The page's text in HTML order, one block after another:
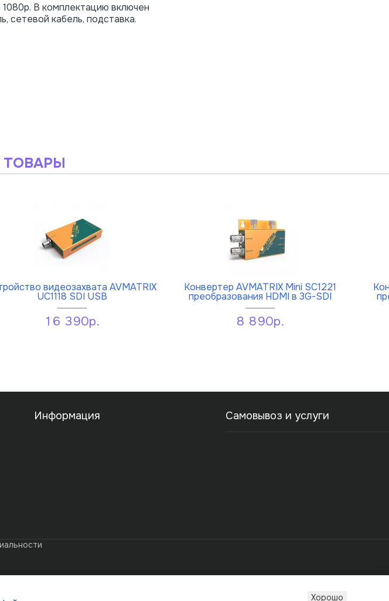
В комплектацию включен
, сетевой кабель, подставка.
видеозахвата AVMATRIX
UC1118 SDI USB
16 390р.
Конвертер AVMATRIX Mini SC1221
преобразования HDMI в 3G-SDI
8 890р.
Информация Самовывоз и услуги
Хорошо